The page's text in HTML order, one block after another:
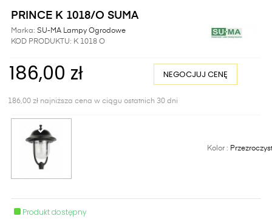
PRINCE K 1018/O SUMA
Marka: SU-MA Lampy Ogrodowe
KOD PRODUKTU: K 1018 O
186,00 zł NEGOCJUJ CENĘ
186,00 zł najniższa cena w ciągu ostatnich 30 dni
Kolor :
Produkt dostępny